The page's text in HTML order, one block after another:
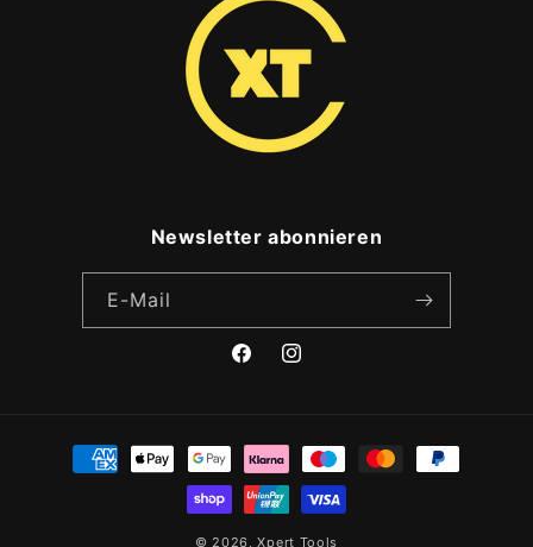
Newsletter abonnieren
E-Mail
FacebookInstagram
Zahlungsmethoden
© 2026,Xpert Tools